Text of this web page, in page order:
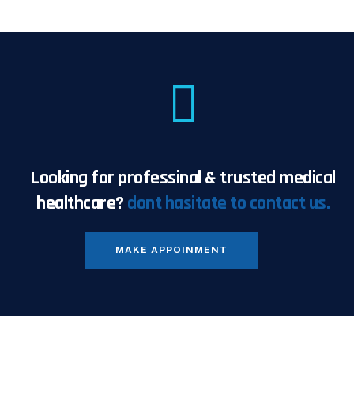
Looking for professinal & trusted medical
healthcare? dont hasitate to contact us.
MAKE APPOINMENT